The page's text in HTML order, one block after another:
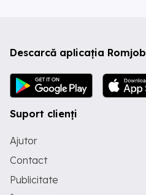
Descarcă aplicația Romjob
Suport clienți
Ajutor
Contact
Publicitate